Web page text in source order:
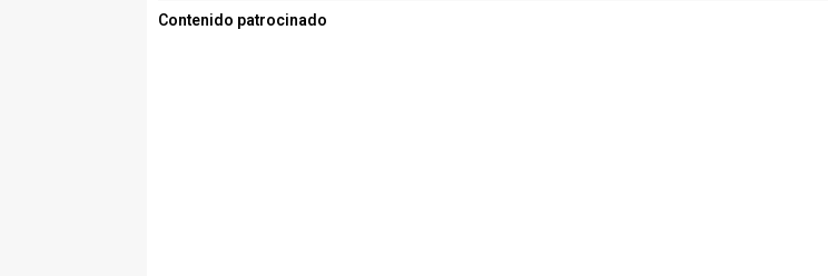
Contenido patrocinado